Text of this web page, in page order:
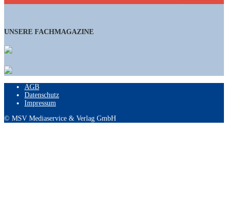
UNSERE FACHMAGAZINE
AGB
Datenschutz
Impressum
© MSV Mediaservice & Verlag GmbH